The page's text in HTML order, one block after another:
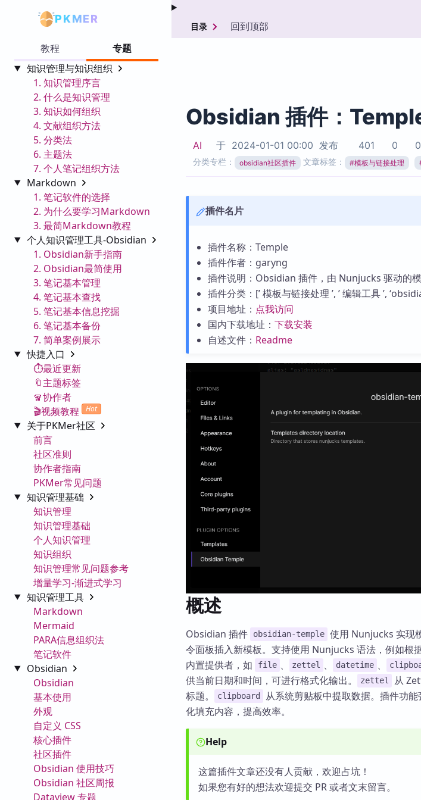
PKMER
加速访问
市场
教程
专题
知识管理与知识组织
1. 知识管理序言
2. 什么是知识管理
3. 知识如何组织
4. 文献组织方法
5. 分类法
6. 主题法
7. 个人笔记组织方法
Markdown
1. 笔记软件的选择
2. 为什么要学习Markdown
3. 最简Markdown教程
个人知识管理工具-Obsidian
1. Obsidian新手指南
2. Obsidian最简使用
3. 笔记基本管理
4. 笔记基本查找
5. 笔记基本信息挖掘
6. 笔记基本备份
7. 简单案例展示
快捷入口
⏱️最近更新
🔖主题标签
🧣协作者
🎬视频教程
Hot
关于PKMer社区
前言
社区准则
协作者指南
PKMer常见问题
知识管理基础
知识管理
知识管理基础
个人知识管理
知识组织
知识管理常见问题参考
增量学习-渐进式学习
知识管理工具
Markdown
Mermaid
PARA信息组织法
笔记软件
Obsidian
Obsidian
基本使用
外观
自定义 CSS
核心插件
社区插件
Obsidian 使用技巧
Obsidian 社区周报
Dataview 专题
目录 回到顶部
Obsidian 插件：
AI 于 2024-01-01 00:00 发布 401 0 0
分类专栏： obsidian社区插件 文章标签： #模板与链接处理
插件名片
插件名称：Temple
插件作者：garyng
插件说明：Obsidian 插件，由 Nunjucks 驱动的模
插件分类：[’ 模板与链接处理 ’, ’ 编辑工具 ’,
项目地址： 点我访问
国内下载地址： 下载安装
自述文件： Readme
概述
Obsidian 插件 obsidian-temple 使用 Nunjucks 实现
令面板插入新模板。支持使用 Nunjucks 语法，例如根
内置提供者，如
file 、 zettel 、 datetime 、
供当前日期和时间，可进行格式化输出。
zettel
从
标题。
clipboard
从系统剪贴板中提取数据。插件功
化填充内容，提高效率。
Help
这篇插件文章还没有人贡献，欢迎占坑！
如果您有好的想法欢迎提交 PR 或者文末留言。